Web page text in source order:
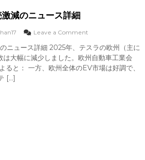
略
減のニュース詳細
Leave a Commento
テ
ス
ラ
ニュース詳細 2025年、テスラの欧州（主に
は大幅に減少しました。欧州自動車工業会
ると： 一方、欧州全体のEV市場は好調で、
[…]